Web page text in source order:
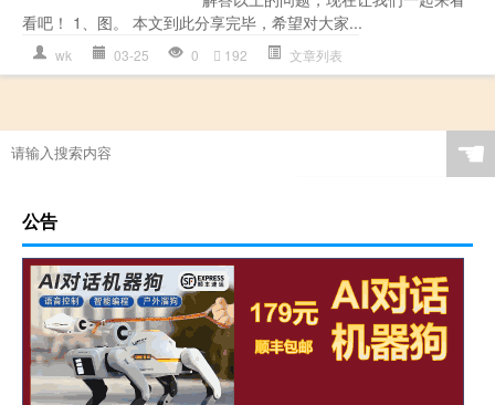
看吧！ 1、图。 本文到此分享完毕，希望对大家...
wk 03-25 0 192 文章列表
☚
公告